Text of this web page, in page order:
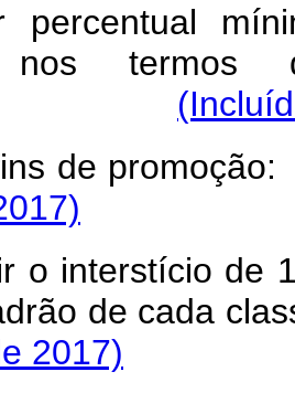
percentual
nos
fins de
o interstício de
padrão
2017)